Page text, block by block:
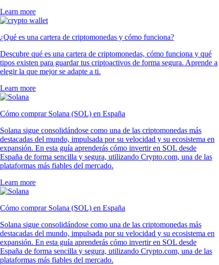
Learn more
¿Qué es una cartera de criptomonedas y cómo funciona?
Descubre qué es una cartera de criptomonedas, cómo funciona y qué
tipos existen para guardar tus criptoactivos de forma segura. Aprende a
elegir la que mejor se adapte a ti.
Learn more
Cómo comprar Solana (SOL) en España
Solana sigue consolidándose como una de las criptomonedas más
destacadas del mundo, impulsada por su velocidad y su ecosistema en
expansión. En esta guía aprenderás cómo invertir en SOL desde
España de forma sencilla y segura, utilizando Crypto.com, una de las
plataformas más fiables del mercado.
Learn more
Cómo comprar Solana (SOL) en España
Solana sigue consolidándose como una de las criptomonedas más
destacadas del mundo, impulsada por su velocidad y su ecosistema en
expansión. En esta guía aprenderás cómo invertir en SOL desde
España de forma sencilla y segura, utilizando Crypto.com, una de las
plataformas más fiables del mercado.